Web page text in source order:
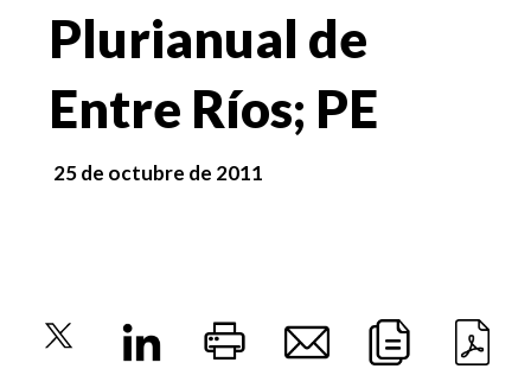
Plurianual de
Entre Ríos; PE
25 de octubre de 2011